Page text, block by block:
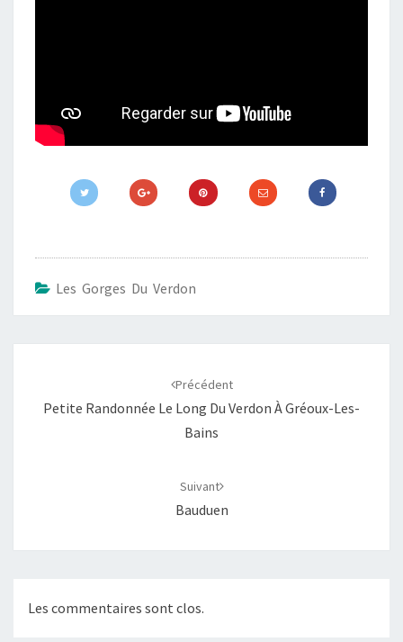
Les Gorges Du Verdon
Précédent
Petite Randonnée Le Long Du Verdon À Gréoux-Les-
Bains
Suivant
Bauduen
Les commentaires sont clos.